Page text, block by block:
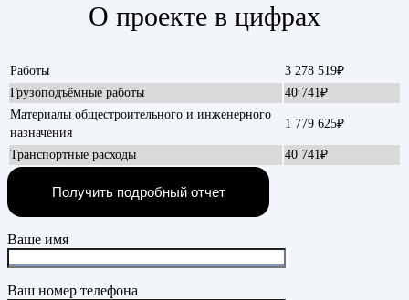
О проекте в цифрах
Работы
3 278 519₽
Грузоподъёмные работы
40 741₽
Материалы общестроительного и инженерного
назначения
1 779 625₽
Транспортные расходы 40 741₽
Получить подробный отчет
Ваше имя
Ваш номер телефона